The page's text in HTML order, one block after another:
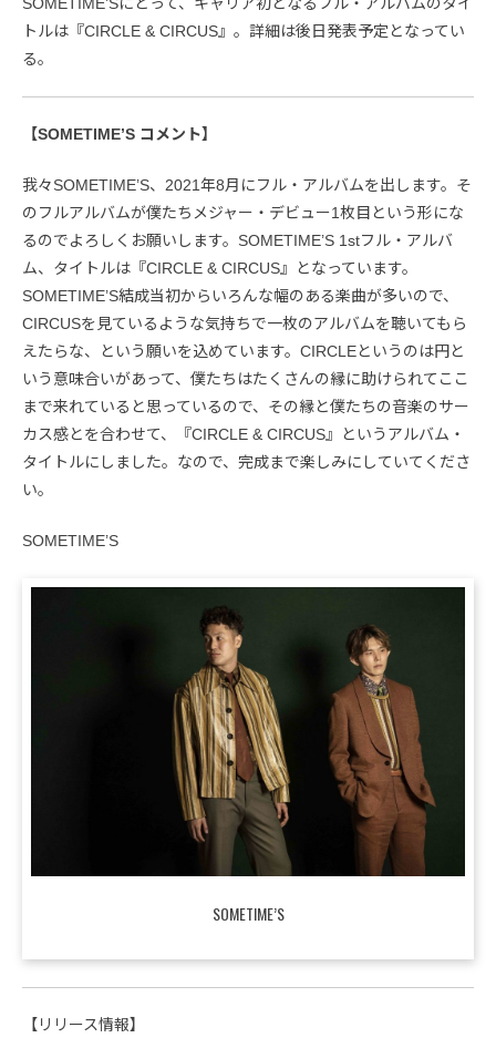
トルは『CIRCLE & CIRCUS』。詳細は後日発表予定となってい
る。
【SOMETIME’S コメント】
我々SOMETIME’S、2021年8月にフル・アルバムを出します。そ
のフルアルバムが僕たちメジャー・デビュー1枚目という形にな
るのでよろしくお願いします。SOMETIME’S 1stフル・アルバ
ム、タイトルは『CIRCLE & CIRCUS』となっています。
SOMETIME’S結成当初からいろんな幅のある楽曲が多いので、
CIRCUSを見ているような気持ちで一枚のアルバムを聴いてもら
えたらな、という願いを込めています。CIRCLEというのは円と
いう意味合いがあって、僕たちはたくさんの縁に助けられてここ
まで来れていると思っているので、その縁と僕たちの音楽のサー
カス感とを合わせて、『CIRCLE & CIRCUS』というアルバム・
タイトルにしました。なので、完成まで楽しみにしていてくださ
い。
SOMETIME’S
SOMETIME’S
【リリース情報】